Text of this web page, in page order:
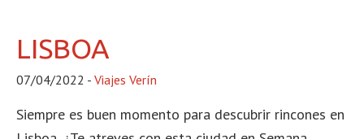
LISBOA
07/04/2022 - Viajes Verín
Siempre es buen momento para descubrir rincones en